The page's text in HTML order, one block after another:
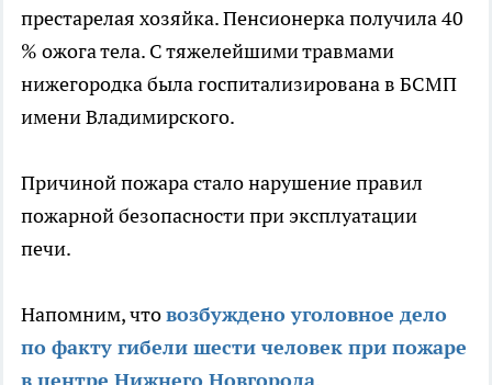
престарелая хозяйка. Пенсионерка получила 40
% ожога тела. С тяжелейшими травмами
нижегородка была госпитализирована в БСМП
имени Владимирского.
Причиной пожара стало нарушение правил
пожарной безопасности при эксплуатации
печи.
Напомним, чтовозбуждено уголовное дело
по факту гибели шести человек при пожаре